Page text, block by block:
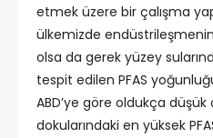
etmek üzere bir çalışma
ülkemizde
olsa da gerek yüzey
tespit edilen PFAS
ABD’ye göre oldukça düşük
dokularındaki en yüksek